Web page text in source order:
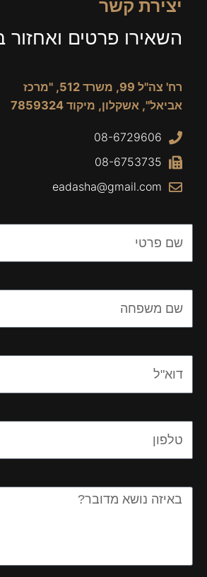
יצירת קשר
השאירו פרטים
רח' צה"ל 99, משרד 512, "מרכז
אביאל", אשקלון, מיקוד 7859324
08-6729606
08-6753735
eadasha@gmail.com
Message